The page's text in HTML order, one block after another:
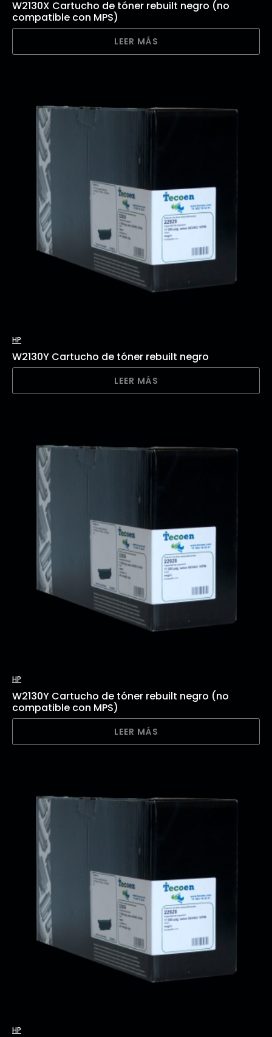
W2130X Cartucho de tóner rebuilt negro (no
compatible con MPS)
LEER MÁS
HP
W2130Y Cartucho de tóner rebuilt negro
LEER MÁS
HP
W2130Y Cartucho de tóner rebuilt negro (no
compatible con MPS)
LEER MÁS
HP